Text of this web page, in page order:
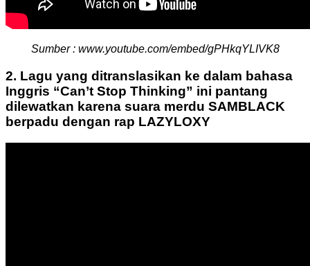
Sumber : www.youtube.com/embed/gPHkqYLIVK8
2. Lagu yang ditranslasikan ke dalam bahasa
Inggris “Can’t Stop Thinking” ini pantang
dilewatkan karena suara merdu SAMBLACK
berpadu dengan rap LAZYLOXY